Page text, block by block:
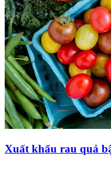
Xuất khẩu rau quả